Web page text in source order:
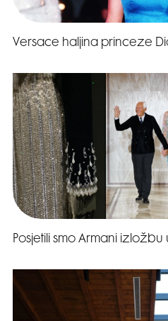
Versace haljina princeze
Posjetili smo Armani izložbu